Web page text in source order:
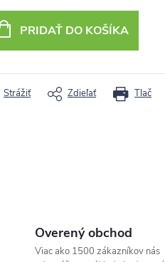
PRIDAŤ DO KOŠÍKA
Tlač
Strážiť Zdieľať
Overený obchod
Viac ako 1500 zákazníkov nás